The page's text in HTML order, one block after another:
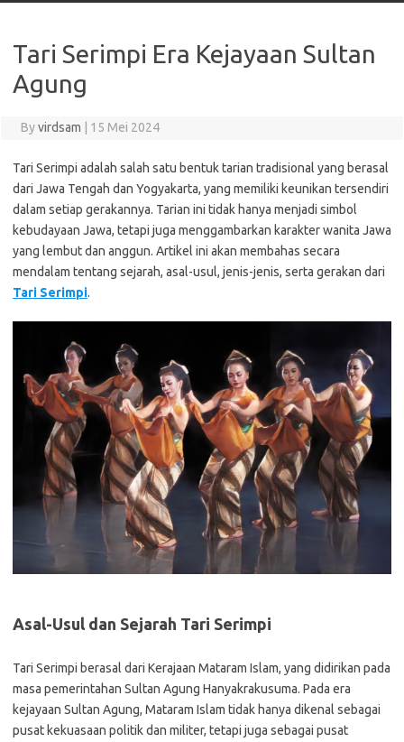
Tari Serimpi Era Kejayaan Sultan
Agung
Byvirdsam 15 Mei 2024
Tari Serimpi adalah salah satu bentuk tarian tradisional yang berasal
dari Jawa Tengah dan Yogyakarta, yang memiliki keunikan tersendiri
dalam setiap gerakannya. Tarian ini tidak hanya menjadi simbol
kebudayaan Jawa, tetapi juga menggambarkan karakter wanita Jawa
yang lembut dan anggun. Artikel ini akan membahas secara
mendalam tentang sejarah, asal-usul, jenis-jenis, serta gerakan dari
Tari Serimpi.
Asal-Usul dan Sejarah Tari Serimpi
Tari Serimpi berasal dari Kerajaan Mataram Islam, yang didirikan pada
masa pemerintahan Sultan Agung Hanyakrakusuma. Pada era
kejayaan Sultan Agung, Mataram Islam tidak hanya dikenal sebagai
pusat kekuasaan politik dan militer, tetapi juga sebagai pusat